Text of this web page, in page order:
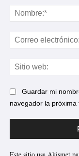
Guardar mi
navegador la próxima
Este sitio usa Akismet